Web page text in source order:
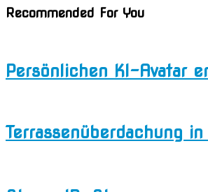
Recommended For You
Persönlichen KI-Avatar
Terrassenüberdachung